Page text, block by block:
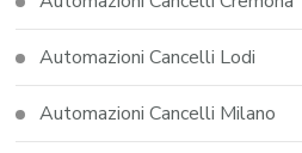
Automazioni Cancelli Lodi
Automazioni Cancelli Milano